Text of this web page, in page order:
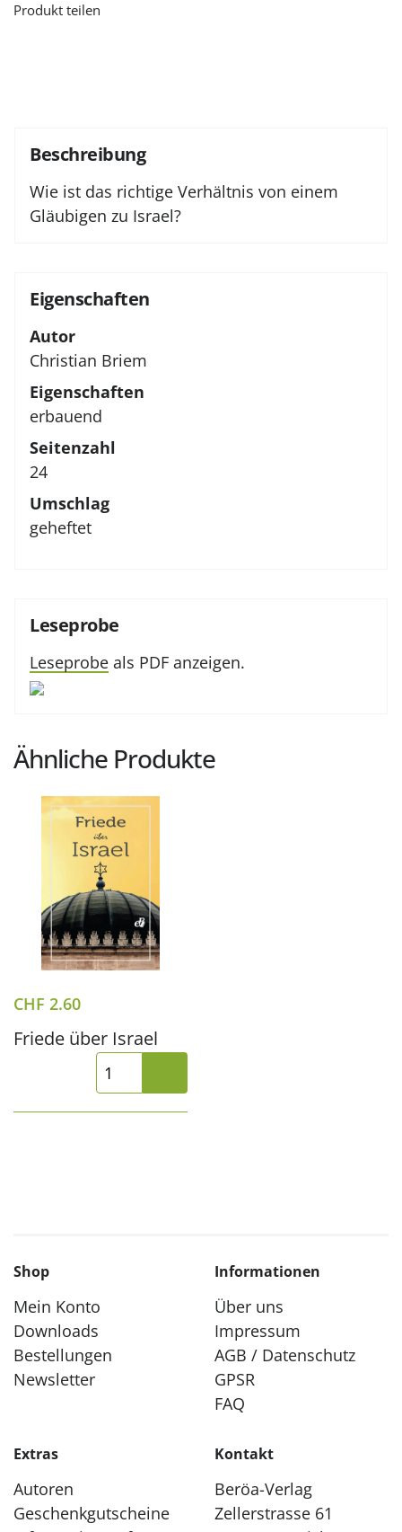
Produkt teilen
Beschreibung
Wie ist das richtige Verhältnis von einem
Gläubigen zu Israel?
Eigenschaften
Autor
Christian Briem
Eigenschaften
erbauend
Seitenzahl
24
Umschlag
geheftet
Leseprobe
Leseprobe als PDF anzeigen.
Ähnliche Produkte
CHF 2.60
Friede über Israel
Shop
Mein Konto
Downloads
Bestellungen
Newsletter
Informationen
Über uns
Impressum
AGB / Datenschutz
GPSR
FAQ
Extras
Autoren
Geschenkgutscheine
Kontakt
Beröa-Verlag
Zellerstrasse 61